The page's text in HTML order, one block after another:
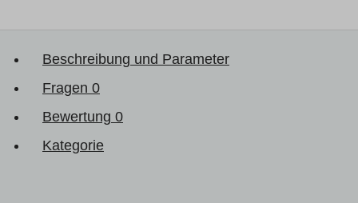
Beschreibung und Parameter
Fragen 0
Bewertung 0
Kategorie